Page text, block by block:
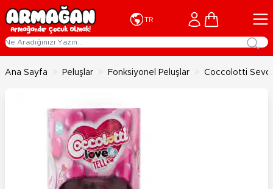
İçeriğe geç
TR Cart
Ana Sayfa > Peluşlar > Fonksiyonel Peluşlar > Coccolotti